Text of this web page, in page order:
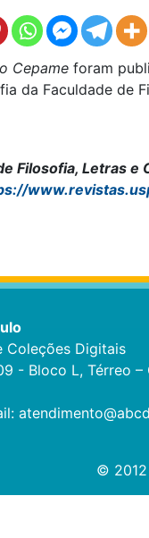
Cepame foram
da Faculdade de
Filosofia, Letras e
Coleções Digitais
- Bloco L, Térreo
© 2012